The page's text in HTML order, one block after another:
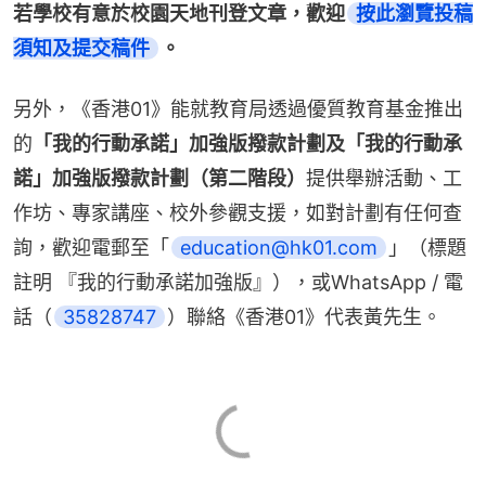
若學校有意於校園天地刊登文章，歡迎 按此瀏覽投稿
須知及提交稿件
。
另外，《香港01》能就教育局透過優質教育基金推出
的 「我的行動承諾」加強版撥款計劃及「我的行動承
諾」加強版撥款計劃（第二階段） 提供舉辦活動、工
作坊、專家講座、校外參觀支援，如對計劃有任何查
詢，歡迎電郵至「 education@hk01.com
」（標題
註明 『我的行動承諾加強版』），或WhatsApp / 電
話（ 35828747 ）聯絡《香港01》代表黃先生。